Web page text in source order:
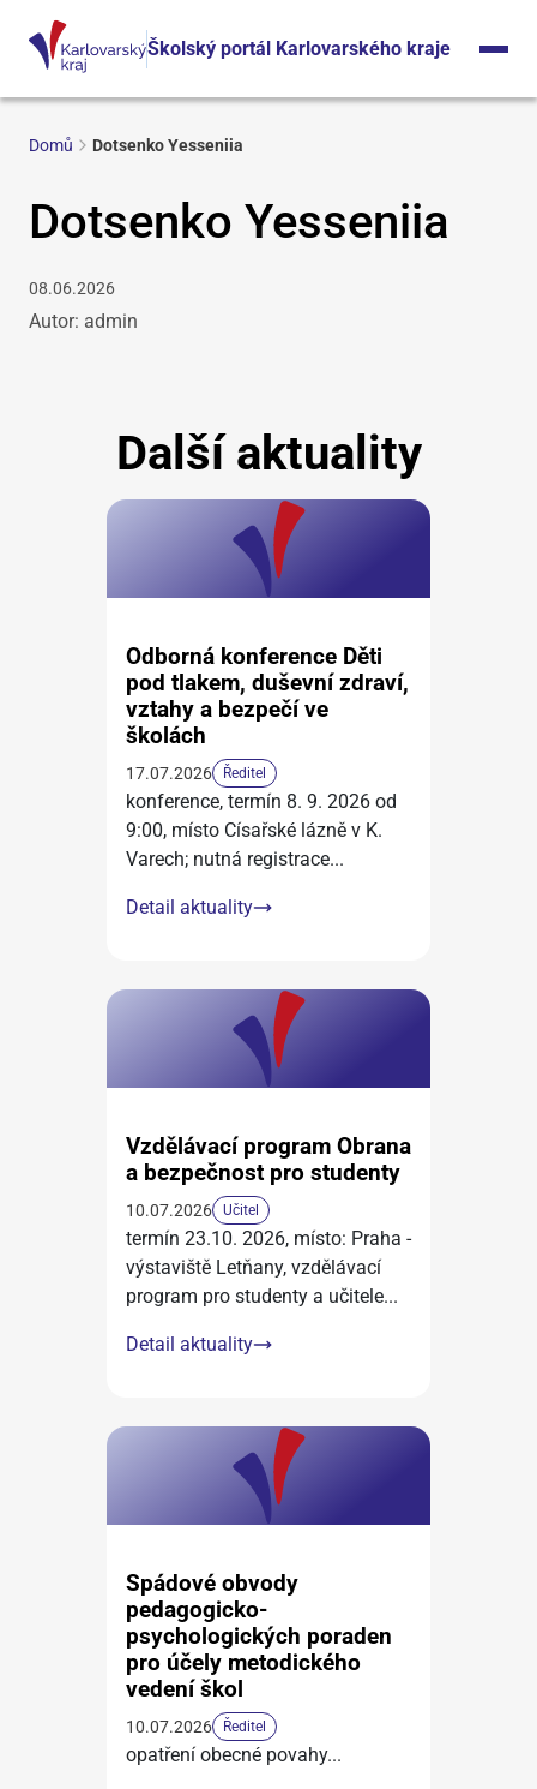
Školský portál Karlovarského kraje
Domů Dotsenko Yesseniia
Dotsenko Yesseniia
08.06.2026
Autor: admin
Další aktuality
Odborná konference Děti
pod tlakem, duševní zdraví,
vztahy a bezpečí ve
školách
17.07.2026 Ředitel
konference, termín 8. 9. 2026 od
9:00, místo Císařské lázně v K.
Varech; nutná registrace...
Detail aktuality
Vzdělávací program Obrana
a bezpečnost pro studenty
10.07.2026 Učitel
termín 23.10. 2026, místo: Praha -
výstaviště Letňany, vzdělávací
program pro studenty a učitele...
Detail aktuality
Spádové obvody
pedagogicko-
psychologických poraden
pro účely metodického
vedení škol
10.07.2026 Ředitel
opatření obecné povahy...